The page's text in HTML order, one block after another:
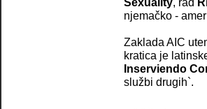
njemačko -
Zaklada AIC
kratica je
Inserviendo
službi drugih`.